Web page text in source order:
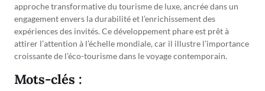
approche transformative du tourisme de luxe, ancrée dans un
engagement envers la durabilité et l’enrichissement des
expériences des invités. Ce développement phare est prêt à
attirer l’attention à l’échelle mondiale, car il illustre l’importance
croissante de l’éco-tourisme dans le voyage contemporain.
Mots-clés :